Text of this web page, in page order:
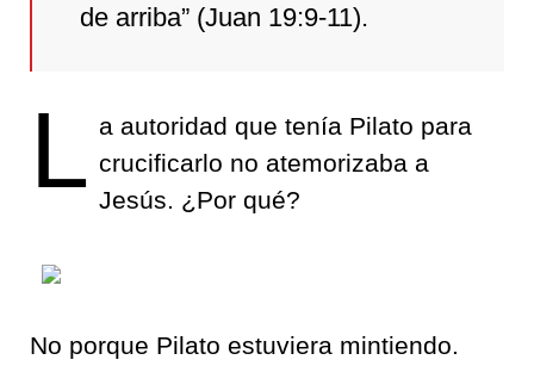
de arriba” (Juan 19:9-11).
L a autoridad que tenía Pilato para
crucificarlo no atemorizaba a
Jesús. ¿Por qué?
No porque Pilato estuviera mintiendo.